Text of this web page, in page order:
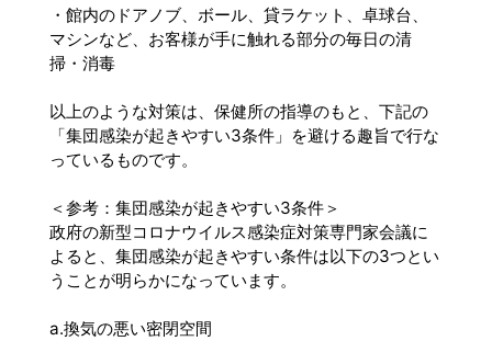
・館内のドアノブ、ボール、貸ラケット、卓球台、
マシンなど、お客様が手に触れる部分の毎日の清
掃・消毒
以上のような対策は、保健所の指導のもと、下記の
「集団感染が起きやすい3条件」を避ける趣旨で行な
っているものです。
＜参考：集団感染が起きやすい3条件＞
政府の新型コロナウイルス感染症対策専門家会議に
よると、集団感染が起きやすい条件は以下の3つとい
うことが明らかになっています。
a.換気の悪い密閉空間